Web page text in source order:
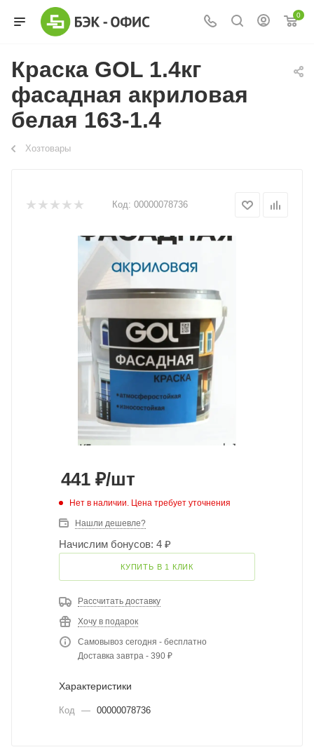
0
Краска GOL 1.4кг
фасадная акриловая
белая 163-1.4
Хозтовары
Код: 00000078736
441 ₽/шт
Нет в наличии. Цена требует уточнения
Нашли дешевле?
Начислим бонусов: 4 ₽
КУПИТЬ В 1 КЛИК
Рассчитать доставку
Хочу в подарок
Самовывоз сегодня - бесплатно
Доставка завтра - 390 ₽
Характеристики
Код — 00000078736